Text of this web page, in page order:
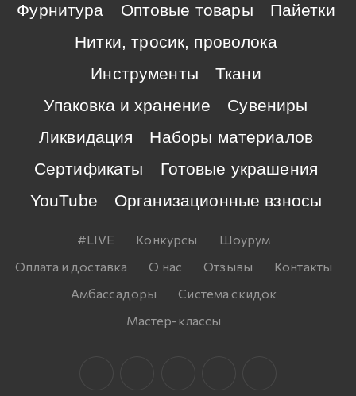
Фурнитура
Оптовые товары
Пайетки
Нитки, тросик, проволока
Инструменты
Ткани
Упаковка и хранение
Сувениры
Ликвидация
Наборы материалов
Сертификаты
Готовые украшения
YouTube
Организационные взносы
#LIVE Конкурсы
Шоурум
Оплата и доставка
О нас Отзывы
Контакты
Амбассадоры
Система скидок
Мастер-классы